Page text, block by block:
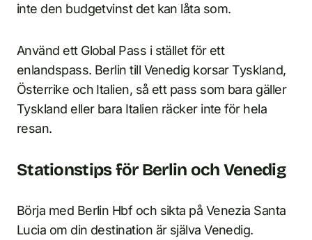
inte den budgetvinst det kan låta som.
Använd ett Global Pass i stället för ett
enlandspass. Berlin till Venedig korsar Tyskland,
Österrike och Italien, så ett pass som bara gäller
Tyskland eller bara Italien räcker inte för hela
resan.
Stationstips för Berlin och Venedig
Börja med Berlin Hbf och sikta på Venezia Santa
Lucia om din destination är själva Venedig.